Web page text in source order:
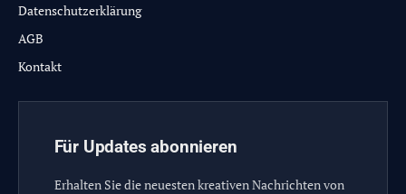
Datenschutzerklärung
AGB
Kontakt
Für Updates abonnieren
Erhalten Sie die neuesten kreativen Nachrichten von